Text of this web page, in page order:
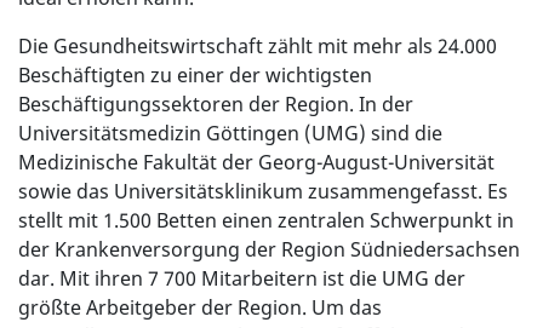
Die Gesundheitswirtschaft zählt mit mehr als 24.000
Beschäftigten zu einer der wichtigsten
Beschäftigungssektoren der Region. In der
Universitätsmedizin Göttingen (UMG) sind die
Medizinische Fakultät der Georg-August-Universität
sowie das Universitätsklinikum zusammengefasst. Es
stellt mit 1.500 Betten einen zentralen Schwerpunkt in
der Krankenversorgung der Region Südniedersachsen
dar. Mit ihren 7 700 Mitarbeitern ist die UMG der
größte Arbeitgeber der Region. Um das